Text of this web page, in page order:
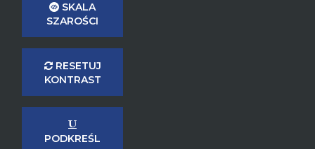
SKALA
SZAROŚCI
RESETUJ
KONTRAST
PODKREŚL